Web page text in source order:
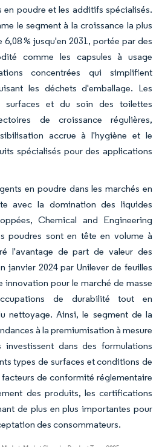
poudre et les additifs spécialisés.
le segment à la croissance la plus
% jusqu'en 2031, portée par des
comme les capsules à usage
concentrées qui simplifient
les déchets d'emballage. Les
surfaces et du soin des toilettes
de croissance régulières,
accrue à l'hygiène et le
spécialisés pour des applications
en poudre dans les marchés en
avec la domination des liquides
Chemical and Engineering
poudres sont en tête en volume à
l'avantage de part de valeur des
janvier 2024 par Unilever de feuilles
innovation pour le marché de masse
de durabilité tout en
nettoyage. Ainsi, le segment de la
à la premiumisation à mesure
investissent dans des formulations
types de surfaces et conditions de
facteurs de conformité réglementaire
des produits, les certifications
de plus en plus importantes pour
des consommateurs.